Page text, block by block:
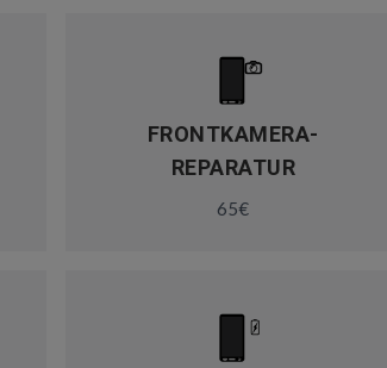
FRONTKAMERA-
REPARATUR
65€